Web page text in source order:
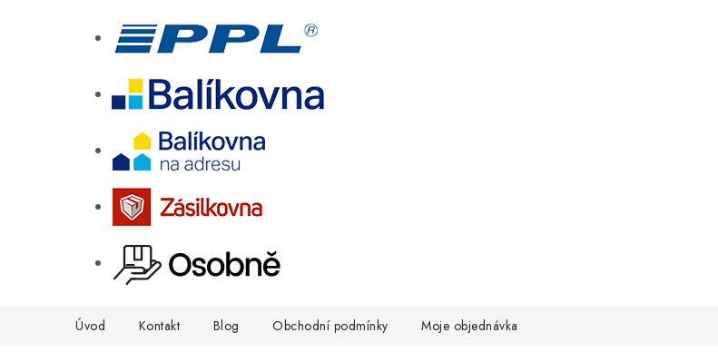
Úvod Kontakt Blog Obchodní podmínky Moje objednávka